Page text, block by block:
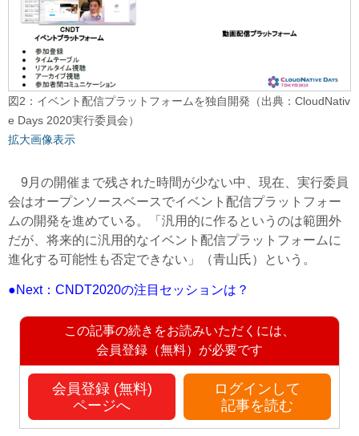
図2：イベント配信プラットフォームを独自開発（出典：CloudNativ
e Days 2020実行委員会）
拡大画像表示
9月の開催まで残された時間が少ない中、現在、実行委員
会はオープンソースベースでイベント配信プラットフォー
ムの開発を進めている。「汎用的に作るというのは範囲外
だが、将来的に汎用的なイベント配信プラットフォームに
進化する可能性も否定できない」（青山氏）という。
●Next：CNDT2020の注目セッションは？
この記事の続きをお読みいただくには、
会員登録（無料）が必要です
会員登録 (無料)
ページへ
ログインして
記事を読む